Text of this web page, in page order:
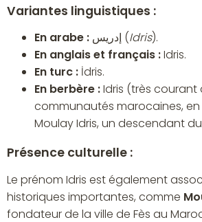
Variantes linguistiques :
En arabe : إدريس (Idris).
En anglais et français :Idris.
En turc : İdris.
En berbère :Idris (très courant
communautés marocaines,
Présence culturelle :
Le prénom Idris est également
historiques importantes, comme
fondateur de la ville de Fès au